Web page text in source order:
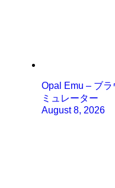
Opal Emu – ブ
ミュレーター
August 8, 2026